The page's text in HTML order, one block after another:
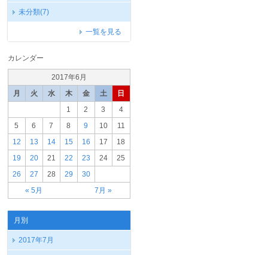
未分類(7)
一覧を見る
カレンダー
2017年6月
月
火 水 木 金 土 日
« 5月 7月 »
1 2 3
4
5
6 7 8 9 10
11
12
13 14 15 16 17
18
19
20 21 22 23 24
25
26
27 28 29 30
月別
2017年7月